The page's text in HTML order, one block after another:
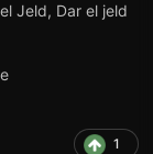
Jeld, Dar el jeld
1